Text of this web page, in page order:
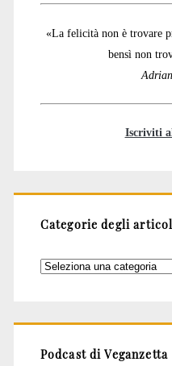
«La felicità non è trovare
bensì non
Iscriviti
Categorie degli
Categorie
Podcast di Veganzetta